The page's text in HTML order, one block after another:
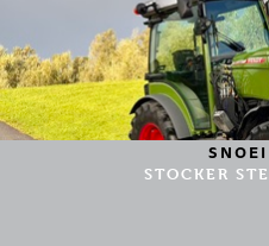
STOCKER